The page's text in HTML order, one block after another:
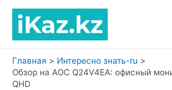
содержимому
Главная
Интересно знать-ru
Обзор на AOC Q24V4EA: офисный
QHD